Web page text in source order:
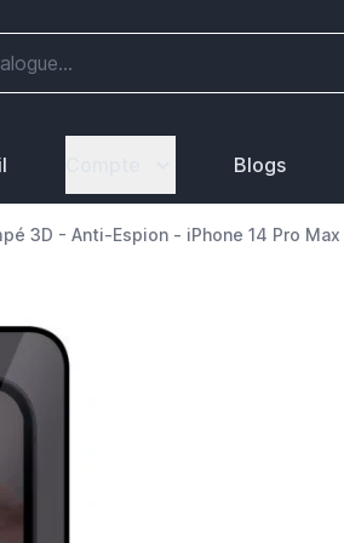
Blogs
3D - Anti-Espion - iPhone 14 Pro Max